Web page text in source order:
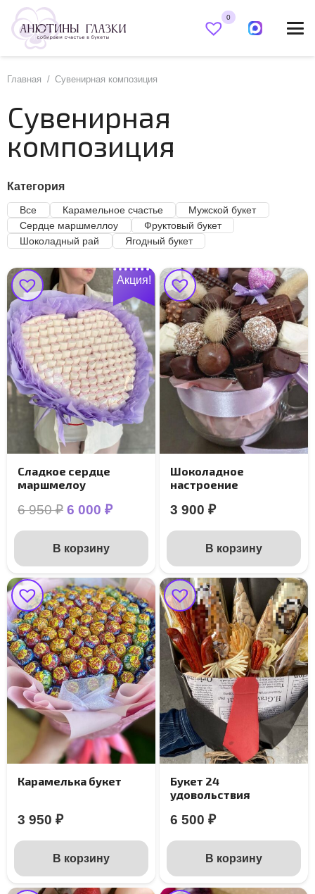
0
Главная / Сувенирная композиция
Сувенирная
композиция
Категория
Все Карамельное счастье
Мужской букет
Сердце маршмеллоу
Фруктовый букет
Шоколадный рай
Ягодный букет
Акция!
Сладкое сердце
маршмелоу
6 950₽ Первоначальная
цена
составляла
6
950 ₽.
6 000 ₽Текущая
цена:
000 ₽.
В корзину
Шоколадное
настроение
3 900₽
В корзину
Карамелька букет
3 950 ₽
В корзину
Букет 24
удовольствия
6 500₽
В корзину